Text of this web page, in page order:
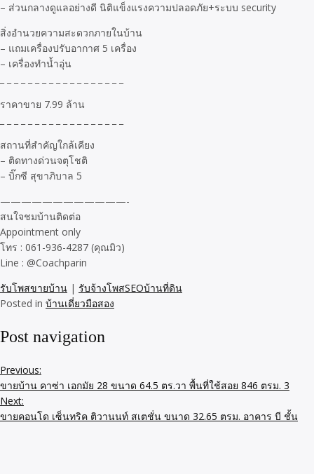
– ส่วนกลางดูแลอย่างดี นิติแข็งแรงความปลอดภัย+ระบบ security
สิ่งอำนวยความสะดวกภายในบ้าน
– แถมเครื่องปรับอากาศ 5 เครื่อง
– เครื่องทำน้ำอุ่น
ราคาขาย 7.99 ล้าน
สถานที่สำคัญใกล้เคียง
– ติดทางด่วนจตุโชติ
– บิ๊กซี สุขาภิบาล 5
————————————-
สนใจชมบ้านติดต่อ
Appointment only
โทร : 061-936-4287 (คุณมิว)
Line : @Coachparin
รับโพสขายบ้าน | รับจ้างโพสSEOบ้านที่ดิน
Posted in บ้านเดี่ยวมือสอง
Post navigation
Previous:
ขายบ้าน คาซ่า เอกมัย 28 ขนาด 64.5 ตร.วา พื้นที่ใช้สอย 846 ตรม. 3
Next:
ขายคอนโด เซ็นทริค ติวานนท์ สเตชั่น ขนาด 32.65 ตรม. อาคาร บี ชั้น